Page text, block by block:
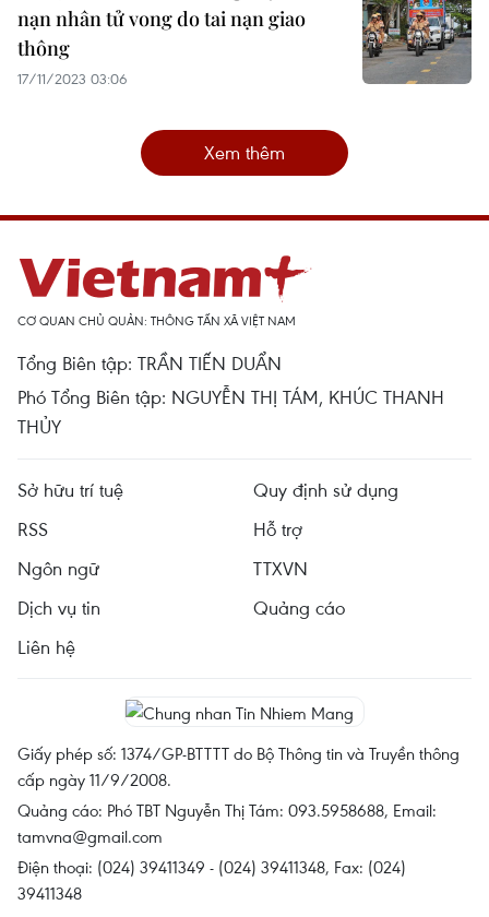
nạn nhân tử vong do tai nạn giao
thông
17/11/2023 03:06
Xem thêm
CƠ QUAN CHỦ QUẢN: THÔNG TẤN XÃ VIỆT NAM
Tổng Biên tập: TRẦN TIẾN DUẨN
Phó Tổng Biên tập: NGUYỄN THỊ TÁM, KHÚC THANH
THỦY
Sở hữu trí tuệ
Quy định sử dụng
RSS
Hỗ trợ
Ngôn ngữ
TTXVN
Dịch vụ tin
Quảng cáo
Liên hệ
Giấy phép số: 1374/GP-BTTTT do Bộ Thông tin và Truyền thông
cấp ngày 11/9/2008.
Quảng cáo: Phó TBT Nguyễn Thị Tám: 093.5958688, Email:
tamvna@gmail.com
Điện thoại: (024) 39411349 - (024) 39411348, Fax: (024)
39411348